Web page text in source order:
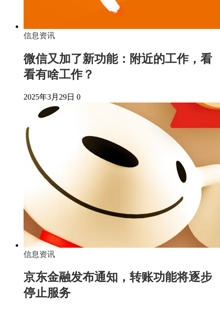
信息资讯
微信又加了新功能：附近的工作，看
看有啥工作？
2025年3月29日 0
信息资讯
京东金融发布通知，转账功能将逐步
停止服务